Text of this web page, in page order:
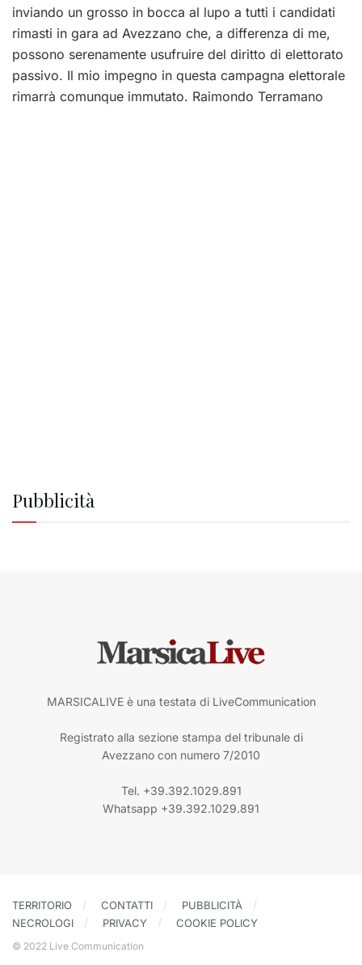
inviando un grosso in bocca al lupo a tutti i candidati
rimasti in gara ad Avezzano che, a differenza di me,
possono serenamente usufruire del diritto di elettorato
passivo. Il mio impegno in questa campagna elettorale
rimarrà comunque immutato. Raimondo Terramano
Pubblicità
MARSICALIVE è una testata di LiveCommunication
Registrato alla sezione stampa del tribunale di
Avezzano con numero 7/2010
Tel. +39.392.1029.891
Whatsapp +39.392.1029.891
TERRITORIO CONTATTI
PUBBLICITÀ
NECROLOGI
PRIVACY COOKIE POLICY
© 2022 Live Communication